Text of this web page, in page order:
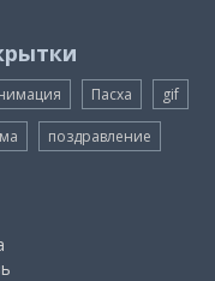
Пасха gif
поздравление